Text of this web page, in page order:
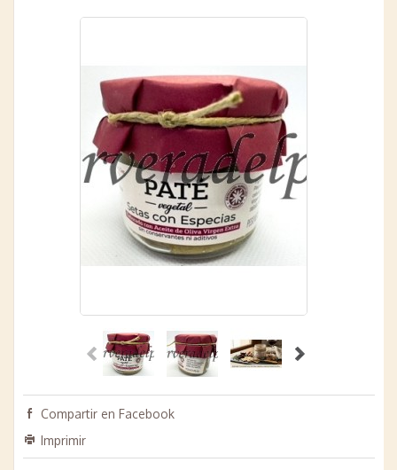
Compartir en Facebook
Imprimir